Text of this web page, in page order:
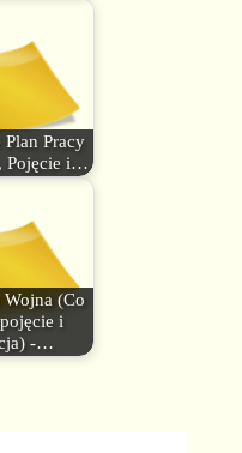
Plan Pracy
Pojęcie i…
Wojna (Co
i
-…